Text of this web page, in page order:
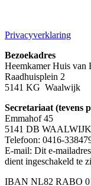
Privacyverklaring
Bezoekadres
Heemkamer Huis van
Raadhuisplein 2
5141 KG Waalwijk
Secretariaat (tevens
Emmahof 45
5141 DB WAALWIJK
Telefoon: 0416-
E-mail: Dit e-
dient ingeschakeld te
IBAN NL82 RABO